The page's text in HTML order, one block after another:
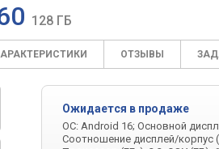
128 ГБ
ОТЗЫВЫ
Ожидается в продаже
ОС: Android 16; Основной
Соотношение дисплей/корпус